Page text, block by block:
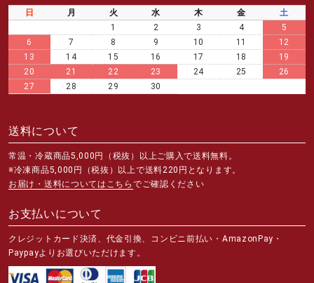
日 月 火 水 木 金
土
1
2 3 4
5
6
7 8 9 10 11
12
13
14 15 16 17 18
19
20
21 22 23 24 25
26
27
28 29 30
送料について
常温・冷蔵商品5,000円（税抜）以上ご購入で送料無料。
※冷凍商品5,000円（税抜）以上で送料220円となります。
お届け・送料についてはこちら でご確認ください
お支払いについて
クレジットカード決済、代金引換、コンビニ前払い・AmazonPay・
Paypayよりお選びいただけます。